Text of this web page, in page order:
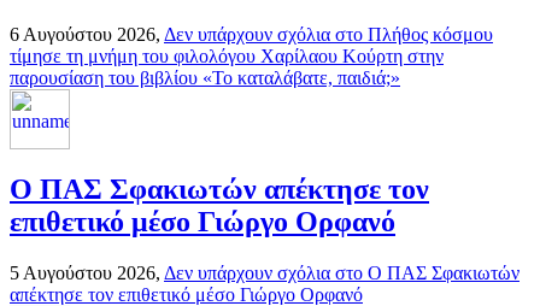
6 Αυγούστου 2026, Δεν υπάρχουν σχόλια στο Πλήθος κόσμου
τίμησε τη μνήμη του φιλολόγου Χαρίλαου Κούρτη στην
παρουσίαση του βιβλίου «Το καταλάβατε, παιδιά;»
Ο ΠΑΣ Σφακιωτών απέκτησε τον
επιθετικό μέσο Γιώργο Ορφανό
5 Αυγούστου 2026, Δεν υπάρχουν σχόλια στο Ο ΠΑΣ Σφακιωτών
απέκτησε τον επιθετικό μέσο Γιώργο Ορφανό